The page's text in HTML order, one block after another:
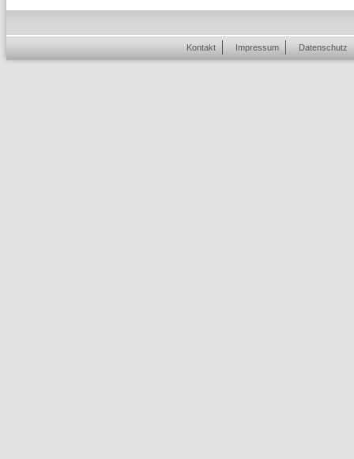
Kontakt Impressum Datenschutz